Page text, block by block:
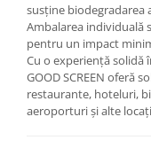
susține biodegradarea
Ambalarea individuală
pentru un impact
Cu o experiență solidă
GOOD SCREEN oferă
restaurante, hoteluri,
aeroporturi și alte